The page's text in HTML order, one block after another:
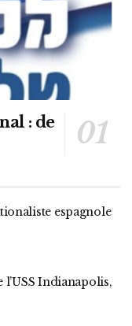
: de
espagnole
l’USS Indianapolis,